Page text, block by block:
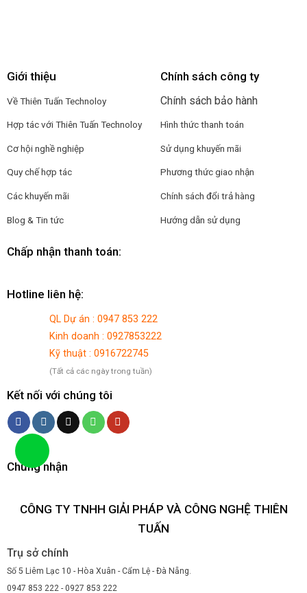
Giới thiệu
Về Thiên Tuấn Technoloy
Hợp tác với Thiên Tuấn Technoloy
Cơ hội nghề nghiệp
Quy chế hợp tác
Các khuyến mãi
Blog & Tin tức
Chính sách công ty
Chính sách bảo hành
Hình thức thanh toán
Sử dụng khuyến mãi
Phương thức giao nhận
Chính sách đổi trả hàng
Hướng dẫn sử dụng
Chấp nhận thanh toán:
Hotline liên hệ:
QL Dự án : 0947 853 222
Kinh doanh : 0927853222
Kỹ thuật : 0916722745
(Tất cả các ngày trong tuần)
Kết nối với chúng tôi
Chứng nhận
CÔNG TY TNHH GIẢI PHÁP VÀ CÔNG NGHỆ THIÊN
TUẤN
Trụ sở chính
Số 5 Liêm Lạc 10 - Hòa Xuân - Cẩm Lệ - Đà Nẵng.
0947 853 222 - 0927 853 222